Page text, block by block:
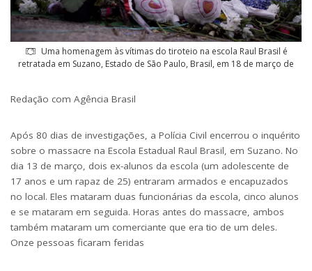
Uma homenagem às vítimas do tiroteio na escola Raul Brasil é
retratada em Suzano, Estado de São Paulo, Brasil, em 18 de março de
Redação com Agência Brasil
Após 80 dias de investigações, a Polícia Civil encerrou o inquérito
sobre o massacre na Escola Estadual Raul Brasil, em Suzano. No
dia 13 de março, dois ex-alunos da escola (um adolescente de
17 anos e um rapaz de 25) entraram armados e encapuzados
no local. Eles mataram duas funcionárias da escola, cinco alunos
e se mataram em seguida. Horas antes do massacre, ambos
também mataram um comerciante que era tio de um deles.
Onze pessoas ficaram feridas